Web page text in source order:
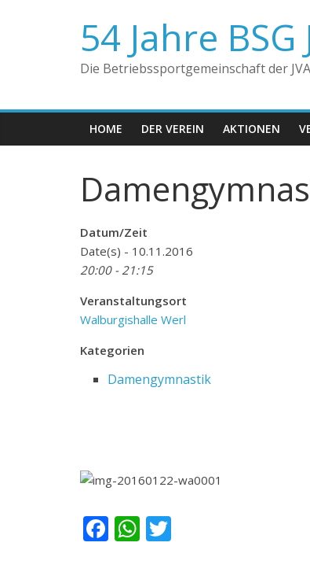
54 Jahre BSG
Die Betriebssportgemeinschaft der
HOME DER VEREIN AKTIONEN
Datum/Zeit
Date(s) - 10.11.2016
20:00 - 21:15
Veranstaltungsort
Walburgishalle Werl
Kategorien
Damengymnastik
F W